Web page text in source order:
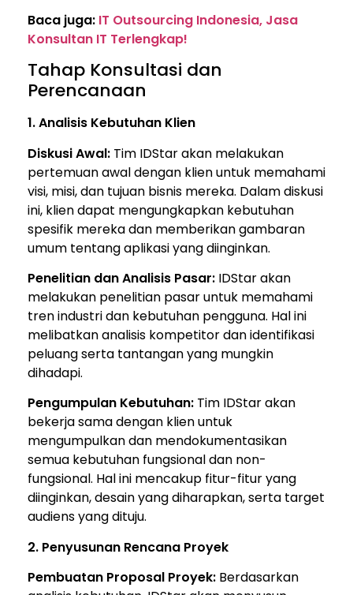
Baca juga: IT Outsourcing Indonesia, Jasa
Konsultan IT Terlengkap!
Tahap Konsultasi dan
Perencanaan
1. Analisis Kebutuhan Klien
Diskusi Awal: Tim IDStar akan melakukan
pertemuan awal dengan klien untuk memahami
visi, misi, dan tujuan bisnis mereka. Dalam diskusi
ini, klien dapat mengungkapkan kebutuhan
spesifik mereka dan memberikan gambaran
umum tentang aplikasi yang diinginkan.
Penelitian dan Analisis Pasar: IDStar akan
melakukan penelitian pasar untuk memahami
tren industri dan kebutuhan pengguna. Hal ini
melibatkan analisis kompetitor dan identifikasi
peluang serta tantangan yang mungkin
dihadapi.
Pengumpulan Kebutuhan: Tim IDStar akan
bekerja sama dengan klien untuk
mengumpulkan dan mendokumentasikan
semua kebutuhan fungsional dan non-
fungsional. Hal ini mencakup fitur-fitur yang
diinginkan, desain yang diharapkan, serta target
audiens yang dituju.
2. Penyusunan Rencana Proyek
Pembuatan Proposal Proyek: Berdasarkan